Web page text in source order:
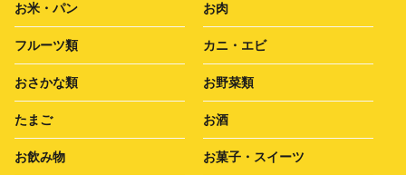
お米・パン お肉
フルーツ類 カニ・エビ
おさかな類 お野菜類
たまご お酒
お飲み物 お菓子・スイーツ